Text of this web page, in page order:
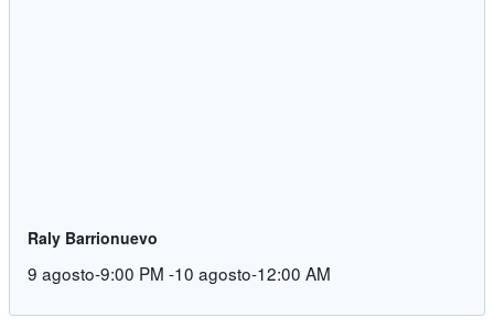
Raly Barrionuevo
9 agosto-9:00 PM -10 agosto-12:00 AM